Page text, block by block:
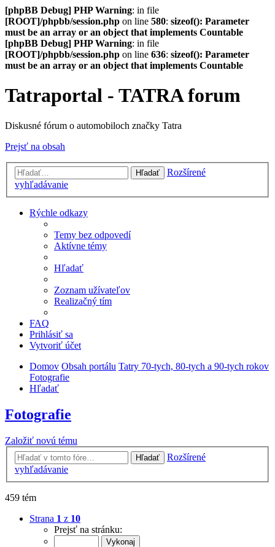
[phpBB Debug] PHP Warning: in file
[ROOT]/phpbb/session.php on line 580: sizeof(): Parameter
must be an array or an object that implements Countable
[phpBB Debug] PHP Warning: in file
[ROOT]/phpbb/session.php on line 636: sizeof(): Parameter
must be an array or an object that implements Countable
Tatraportal - TATRA forum
Diskusné fórum o automobiloch značky Tatra
Prejsť na obsah
Hľadať
Rozšírené
vyhľadávanie
Rýchle odkazy
Temy bez odpovedí
Aktívne témy
Hľadať
Zoznam užívateľov
Realizačný tím
FAQ
Prihlásiť sa
Vytvoriť účet
Domov Obsah portálu Tatry 70-tych, 80-tych a 90-tych rokov
Fotografie
Hľadať
Fotografie
Založiť novú tému
Hľadať
Rozšírené
vyhľadávanie
459 tém
Strana 1 z 10
Prejsť na stránku: